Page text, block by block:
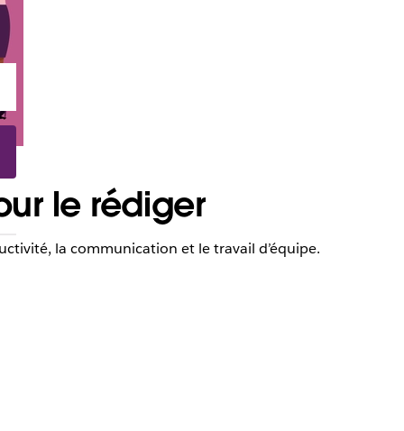
le rédiger
la communication et le travail d’équipe.